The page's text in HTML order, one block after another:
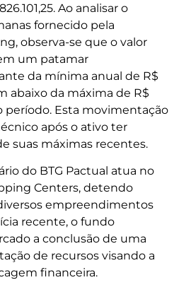
Ao analisar o
fornecido pela
observa-se que o valor
um patamar
da mínima anual de R$
abaixo da máxima de R$
período. Esta movimentação
após o ativo ter
suas máximas recentes.
do BTG Pactual atua no
Centers, detendo
empreendimentos
recente, o fundo
a conclusão de uma
de recursos visando a
financeira.